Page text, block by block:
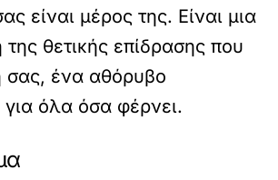
είναι μέρος της. Είναι μια
της θετικής επίδρασης που
σας, ένα αθόρυβο
για όλα όσα φέρνει.